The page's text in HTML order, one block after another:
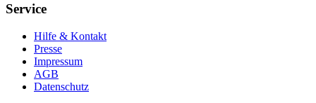
Service
Hilfe & Kontakt
Presse
Impressum
AGB
Datenschutz